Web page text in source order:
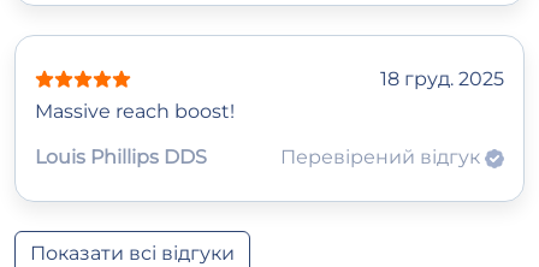
18 груд. 2025
Massive reach boost!
Louis Phillips DDS
Перевірений відгук
Показати всі відгуки